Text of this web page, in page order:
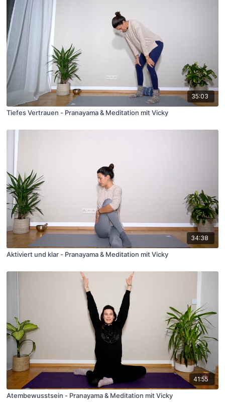
35:03
Tiefes Vertrauen - Pranayama & Meditation mit Vicky
34:38
Aktiviert und klar - Pranayama & Meditation mit Vicky
41:55
Atembewusstsein - Pranayama & Meditation mit Vicky